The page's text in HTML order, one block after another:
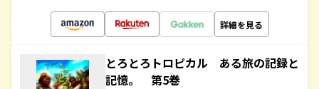
詳細を見る
とろとろトロピカル ある旅の記録と
記憶。 第5巻